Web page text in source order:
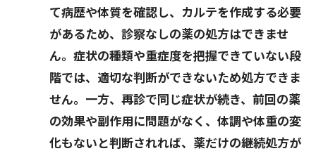
て病歴や体質を確認し、カルテを作成する必要
があるため、診察なしの薬の処方はできませ
ん。症状の種類や重症度を把握できていない段
階では、適切な判断ができないため処方できま
せん。一方、再診で同じ症状が続き、前回の薬
の効果や副作用に問題がなく、体調や体重の変
化もないと判断されれば、薬だけの継続処方が